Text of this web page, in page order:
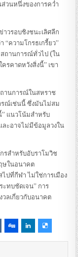
วนหนึ่งของการคว่ำ
าวรอบชิงชนะเลิศลีก
“ความโกรธเกรี้ยว”
สถานการณ์ทั่วไป (ใน
รคาดหวังสิ่งนี้” เขา
านการณ์ในสหราช
ณ์เช่นนี้ ซึ่งมันไม่สม
” แนวโน้มสำหรับ
ละอาจไม่มีข้อมูลวงใน
รสำหรับอับราโมวิช
ษในอนาคต
ปที่กีฬา ไม่ใช่การเมือง
ะทบชัดเจน” การ
วลเกี่ยวกับอนาคต